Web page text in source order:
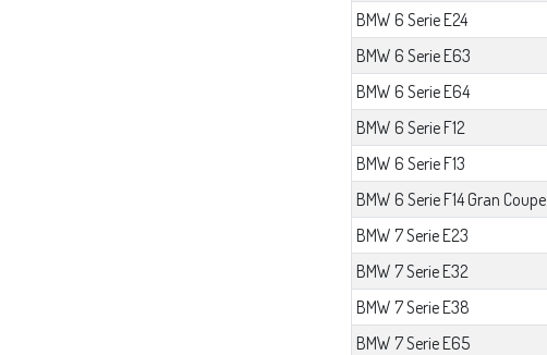
BMW 6 Serie E24
BMW 6 Serie E63
BMW 6 Serie E64
BMW 6 Serie F12
BMW 6 Serie F13
BMW 6 Serie F14 Gran Coupe
BMW 7 Serie E23
BMW 7 Serie E32
BMW 7 Serie E38
BMW 7 Serie E65